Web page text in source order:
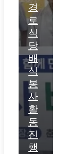
경
로
식
당
배
식
봉
사
활
동
진
행